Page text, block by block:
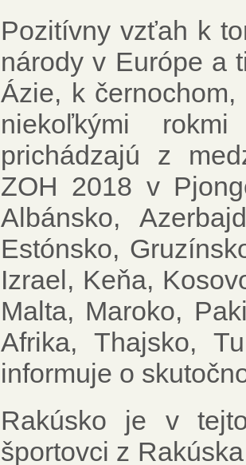
Pozitívny vzťah k
národy v Európe a
Ázie, k
niekoľkými
prichádzajú z
ZOH 2018 v
Albánsko,
Estónsko,
Izrael, Keňa,
Malta, Maroko,
Afrika, Thajsko,
informuje o
Rakúsko je v
športovci z